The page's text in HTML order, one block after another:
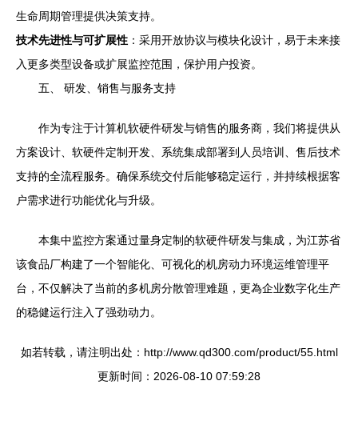
生命周期管理提供决策支持。
技术先进性与可扩展性 ：采用开放协议与模块化设计，易于未来接
入更多类型设备或扩展监控范围，保护用户投资。
五、 研发、销售与服务支持
作为专注于计算机软硬件研发与销售的服务商，我们将提供从
方案设计、软硬件定制开发、系统集成部署到人员培训、售后技术
支持的全流程服务。确保系统交付后能够稳定运行，并持续根据客
户需求进行功能优化与升级。
本集中监控方案通过量身定制的软硬件研发与集成，为江苏省
该食品厂构建了一个智能化、可视化的机房动力环境运维管理平
台，不仅解决了当前的多机房分散管理难题，更為企业数字化生产
的稳健运行注入了强劲动力。
如若转载，请注明出处：http://www.qd300.com/product/55.html
更新时间：2026-08-10 07:59:28